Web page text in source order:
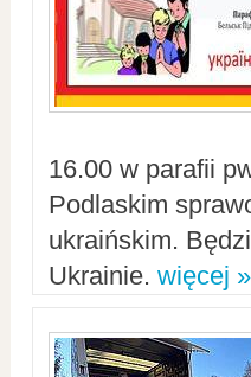
16.00 w parafii
Podlaskim
ukraińskim.
Ukrainie. więcej »